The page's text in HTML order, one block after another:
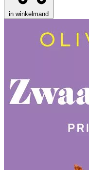
in winkelmand